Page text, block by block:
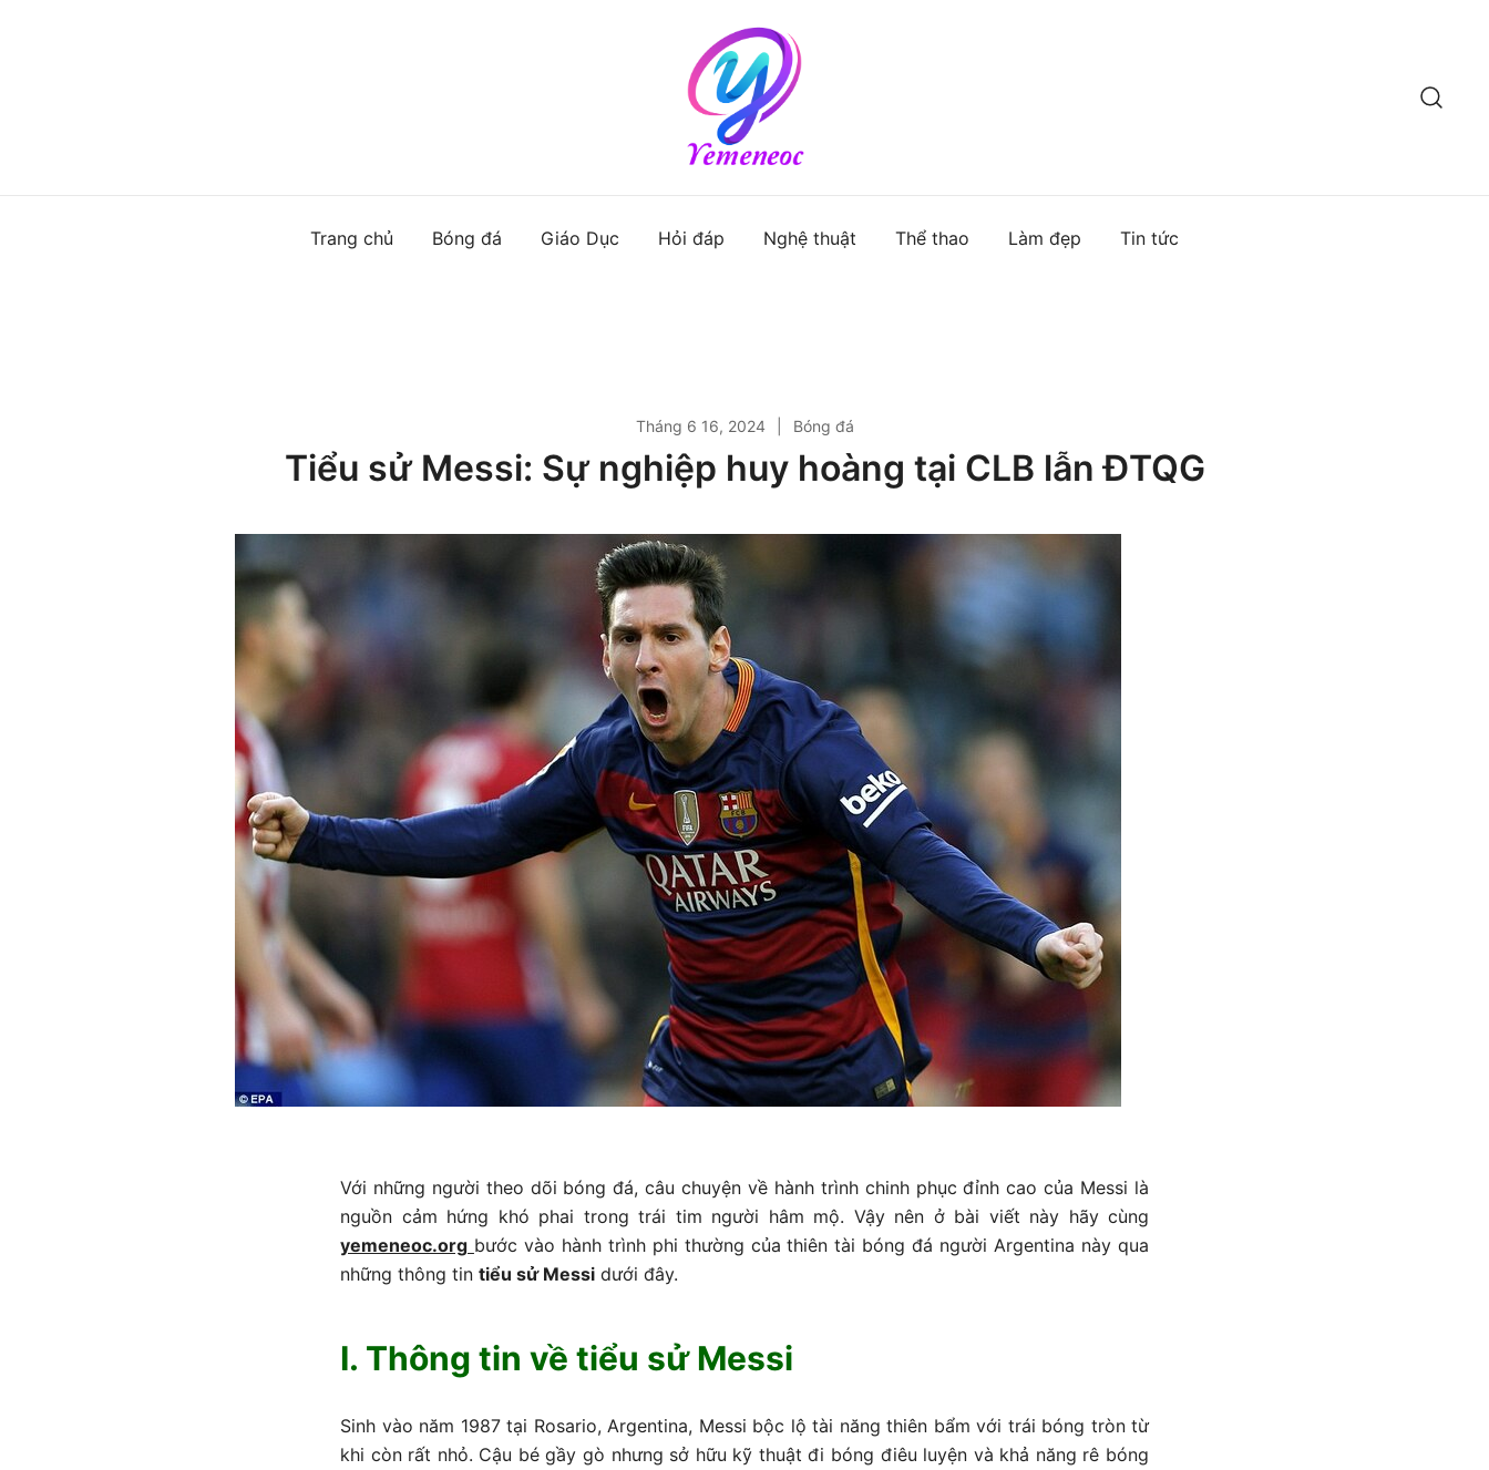
Trang chủ
Bóng đá Giáo Dục Hỏi đáp Nghệ thuật Thể thao Làm đẹp Tin tức
Tháng 6 16, 2024 Bóng đá
Tiểu sử Messi: Sự nghiệp huy hoàng tại CLB lẫn ĐTQG
Với những người theo dõi bóng đá, câu chuyện về hành trình chinh phục đỉnh cao của Messi là
nguồn cảm hứng khó phai trong trái tim người hâm mộ. Vậy nên ở bài viết này hãy cùng
yemeneoc.org bước vào hành trình phi thường của thiên tài bóng đá người Argentina này qua
những thông tin tiểu sử Messi dưới đây.
I. Thông tin về tiểu sử Messi
Sinh vào năm 1987 tại Rosario, Argentina, Messi bộc lộ tài năng thiên bẩm với trái bóng tròn từ
khi còn rất nhỏ. Cậu bé gầy gò nhưng sở hữu kỹ thuật đi bóng điêu luyện và khả năng rê bóng